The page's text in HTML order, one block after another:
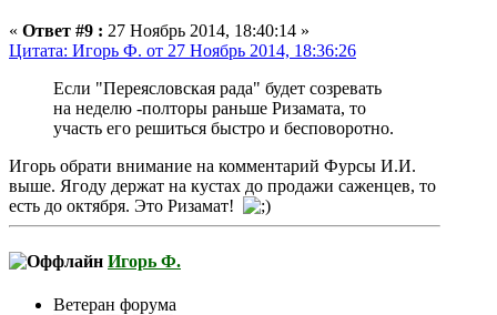
« Ответ #9 : 27 Ноябрь 2014, 18:40:14 »
Цитата: Игорь Ф. от 27 Ноябрь 2014, 18:36:26
Если "Переясловская рада" будет созревать
на неделю -полторы раньше Ризамата, то
участь его решиться быстро и бесповоротно.
Игорь обрати внимание на комментарий Фурсы И.И.
выше. Ягоду держат на кустах до продажи саженцев, то
есть до октября. Это Ризамат!
Игорь Ф.
Ветеран форума